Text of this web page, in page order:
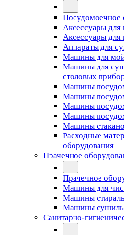
Посудомоечное
Аксессуары для
Аксессуары
Аппараты для
Машины для
Машины для
столовых
Машины
Машины
Машины
Машины
Машины
Расходные
оборудования
Прачечное
Прачечное
Машины для
Машины
Машины
Санитарно-